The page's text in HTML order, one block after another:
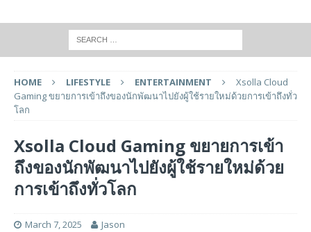
HOME LIFESTYLE ENTERTAINMENT
Xsolla Cloud
Gaming ขยายการเข้าถึงของนักพัฒนาไปยังผู้ใช้รายใหม่ด้วยการเข้าถึงทั่ว
โลก
Xsolla Cloud Gaming ขยายการเข้า
ถึงของนักพัฒนาไปยังผู้ใช้รายใหม่ด้วย
การเข้าถึงทั่วโลก
March 7, 2025 Jason